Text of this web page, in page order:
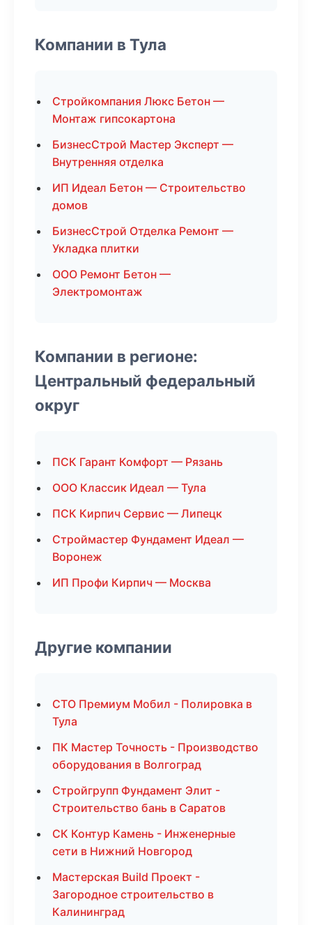
Компании в Тула
Стройкомпания Люкс Бетон —
Монтаж гипсокартона
БизнесСтрой Мастер Эксперт —
Внутренняя отделка
ИП Идеал Бетон — Строительство
домов
БизнесСтрой Отделка Ремонт —
Укладка плитки
ООО Ремонт Бетон —
Электромонтаж
Компании в регионе:
Центральный федеральный
округ
ПСК Гарант Комфорт — Рязань
ООО Классик Идеал — Тула
ПСК Кирпич Сервис — Липецк
Строймастер Фундамент Идеал —
Воронеж
ИП Профи Кирпич — Москва
Другие компании
СТО Премиум Мобил - Полировка в
Тула
ПК Мастер Точность - Производство
оборудования в Волгоград
Стройгрупп Фундамент Элит -
Строительство бань в Саратов
СК Контур Камень - Инженерные
сети в Нижний Новгород
Мастерская Build Проект -
Загородное строительство в
Калининград